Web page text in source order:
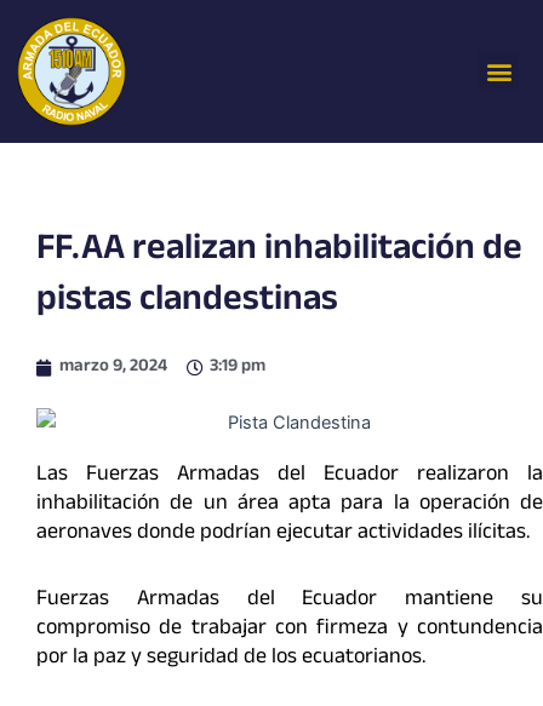
contenido
FF.AA realizan inhabilitación de
pistas clandestinas
marzo 9, 2024 3:19 pm
Las Fuerzas Armadas del Ecuador realizaron la
inhabilitación de un área apta para la operación de
aeronaves donde podrían ejecutar actividades ilícitas.
Fuerzas Armadas del Ecuador mantiene su
compromiso de trabajar con firmeza y contundencia
por la paz y seguridad de los ecuatorianos.